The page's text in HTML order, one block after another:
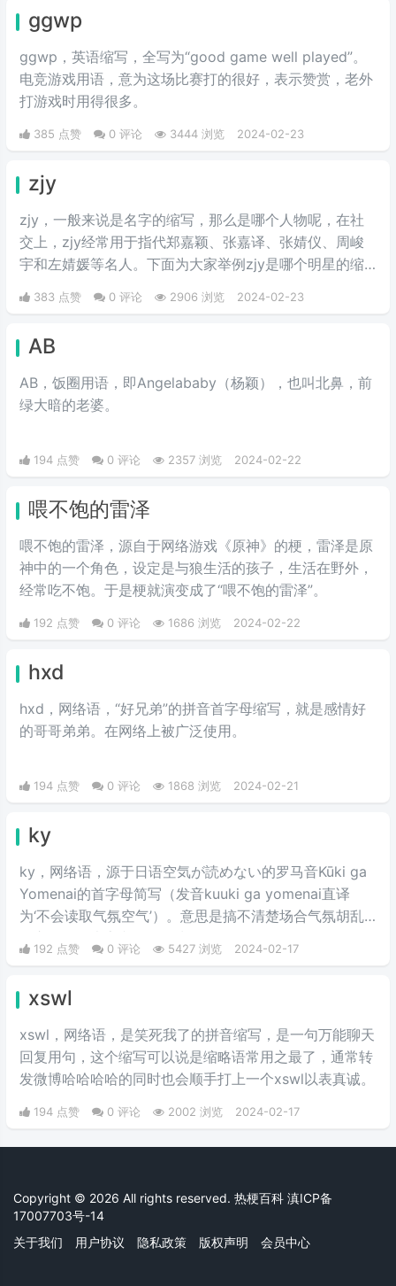
ggwp
ggwp，英‌‌‌‌‌‌‌‌‌‌‌语缩写，全写为“good game well played”。
电竞游戏用语，意为这场比赛打的很好，表示赞赏，老外
打游戏时用得很多。
385 点赞 0 评论 3444 浏览 2024-02-23
zjy
zjy，一般来说是名字的缩写，那么是哪个人物呢，在社
交上，zjy经常用于指代郑嘉颖、张嘉译、张婧仪、周峻
宇和左婧媛等名人。下面为大家举例zjy是哪个明星的缩
383 点赞 0 评论 2906 浏览 2024-02-23
AB
AB，饭圈用语，即Angelababy（杨颖），也叫北鼻，前
绿大暗的老婆。​
194 点赞 0 评论 2357 浏览 2024-02-22
喂不饱的雷泽
喂不饱的雷泽，源自于网络游戏《原神》的梗，雷泽是原
神中的一个角色，设定是与狼生活的孩子，生活在野外，
经常吃不饱。于是梗就演变成了“喂不饱的雷泽”。
192 点赞 0 评论 1686 浏览 2024-02-22
hxd
hxd，网络语，“好兄弟”的拼音首字母缩写，就是感情好
的哥哥弟弟。在网络上被广泛使用。
194 点赞 0 评论 1868 浏览 2024-02-21
ky
ky，网络语，源于日语空気が読めない的罗马音Kūki ga
Yomenai的首字母简写（发音kuuki ga yomenai直译
为‘不会读取气氛空气’）。意思是搞不清楚场合气氛胡乱
发言而扫了大家兴致的行为。
192 点赞 0 评论 5427 浏览 2024-02-17
xswl
xswl，网络语，是笑死我了的拼音缩写，是一句万能聊天
回复用句，这个缩写可以说是缩略语常用之最了，通常转
发微博哈哈哈哈的同时也会顺手打上一个xswl以表真诚。
194 点赞 0 评论 2002 浏览 2024-02-17
Copyright © 2026 All rights reserved. 热梗百科 滇ICP备
17007703号-14
关于我们
用户协议 隐私政策 版权声明 会员中心